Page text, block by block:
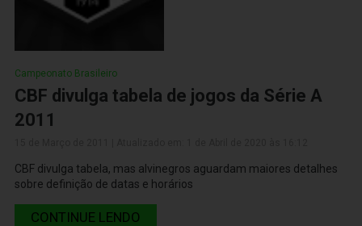
Campeonato Brasileiro
CBF divulga tabela de jogos da Série A
2011
CBF divulga tabela, mas alvinegros aguardam maiores detalhes
sobre definição de datas e horários
CONTINUE LENDO